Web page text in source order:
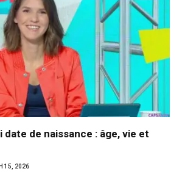
date de naissance : âge, vie et
15, 2026